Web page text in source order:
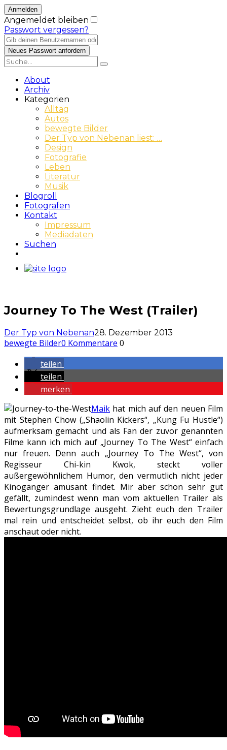
Angemeldet bleiben
Passwort vergessen?
About
Archiv
Kategorien
Alltag
Autos
bewegte Bilder
Der Typ von Nebenan liest: …
Design
Fotografie
Leben
Literatur
Musik
Blogroll
Fotografen
Kontakt
Impressum
Mediadaten
Suchen
Journey To The West (Trailer)
Der Typ von Nebenan28. Dezember 2013
bewegte Bilder0 Kommentare 0
teilen
teilen
merken
Maik hat mich auf den neuen Film
mit Stephen Chow („Shaolin Kickers“, „Kung Fu Hustle“)
aufmerksam gemacht und als Fan der zuvor genannten
Filme kann ich mich auf „Journey To The West“ einfach
nur freuen. Denn auch „Journey To The West“, von
Regisseur Chi-kin Kwok, steckt voller
außergewöhnlichem Humor, den vermutlich nicht jeder
Kinogänger amüsant findet. Mir aber schon sehr gut
gefällt, zumindest wenn man vom aktuellen Trailer als
Bewertungsgrundlage ausgeht. Zieht euch den Trailer
mal rein und entscheidet selbst, ob ihr euch den Film
anschaut oder nicht.